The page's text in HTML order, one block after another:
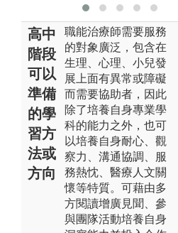
高中
階段
可以
準備
的學
習方
法或
方向
職能治療師需要服務
的對象廣泛，包含在
生理、心理、小兒發
展上面有異常或障礙
而需要協助者，因此
除了培養自身專業學
科的能力之外，也可
以培養自身耐心、觀
察力、溝通協調、服
務熱忱、醫療人文關
懷等特質。可藉由多
方閱讀增廣見聞、參
與團隊活動培養自身